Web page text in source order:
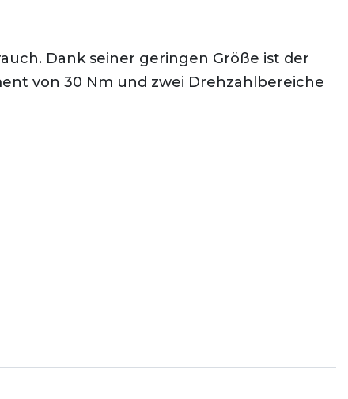
Dank seiner geringen Größe ist der
von 30 Nm und zwei Drehzahlbereiche